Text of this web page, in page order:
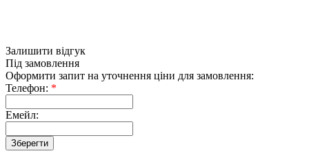
Залишити відгук
Під замовлення
Оформити запит на уточнення ціни для замовлення:
Телефон: *
Емейл: